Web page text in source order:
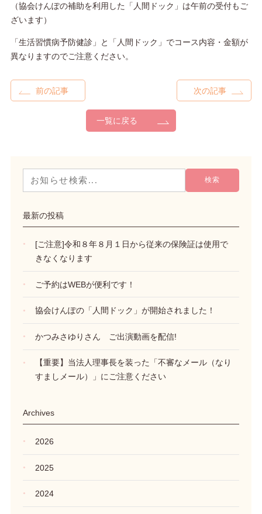
（協会けんぽの補助を利用した「人間ドック」は午前の受付もご
ざいます）
「生活習慣病予防健診」と「人間ドック」でコース内容・金額が
異なりますのでご注意ください。
前の記事 次の記事
一覧に戻る
最新の投稿
[ご注意]令和８年８月１日から従来の保険証は使用で
きなくなります
ご予約はWEBが便利です！
協会けんぽの「人間ドック」が開始されました！
かつみさゆりさん ご出演動画を配信!
【重要】当法人理事長を装った「不審なメール（なり
すましメール）」にご注意ください
Archives
2026
2025
2024